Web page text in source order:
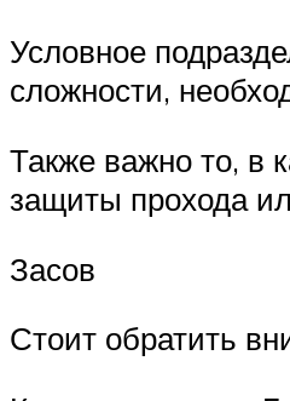
Условное
сложности,
Также важно то, в
защиты прохода
Засов
Стоит обратить